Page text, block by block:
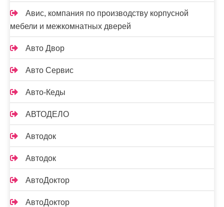
Авис, компания по производству корпусной
мебели и межкомнатных дверей
Авто Двор
Авто Сервис
Авто-Кеды
АВТОДЕЛО
Автодок
Автодок
АвтоДоктор
АвтоДоктор